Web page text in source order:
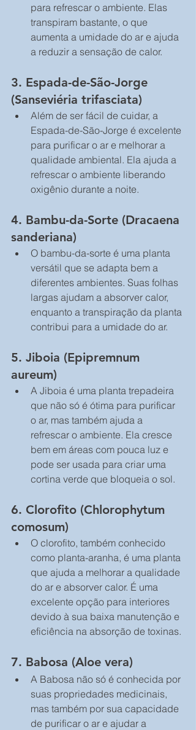
para refrescar o ambiente. Elas
transpiram bastante, o que
aumenta a umidade do ar e ajuda
a reduzir a sensação de calor.
3. Espada-de-São-Jorge
(Sanseviéria trifasciata)
Além de ser fácil de cuidar, a
Espada-de-São-Jorge é excelente
para purificar o ar e melhorar a
qualidade ambiental. Ela ajuda a
refrescar o ambiente liberando
oxigênio durante a noite.
4. Bambu-da-Sorte (Dracaena
sanderiana)
O bambu-da-sorte é uma planta
versátil que se adapta bem a
diferentes ambientes. Suas folhas
largas ajudam a absorver calor,
enquanto a transpiração da planta
contribui para a umidade do ar.
5. Jiboia (Epipremnum
aureum)
A Jiboia é uma planta trepadeira
que não só é ótima para purificar
o ar, mas também ajuda a
refrescar o ambiente. Ela cresce
bem em áreas com pouca luz e
pode ser usada para criar uma
cortina verde que bloqueia o sol.
6. Clorofito (Chlorophytum
comosum)
O clorofito, também conhecido
como planta-aranha, é uma planta
que ajuda a melhorar a qualidade
do ar e absorver calor. É uma
excelente opção para interiores
devido à sua baixa manutenção e
eficiência na absorção de toxinas.
7. Babosa (Aloe vera)
A Babosa não só é conhecida por
suas propriedades medicinais,
mas também por sua capacidade
de purificar o ar e ajudar a